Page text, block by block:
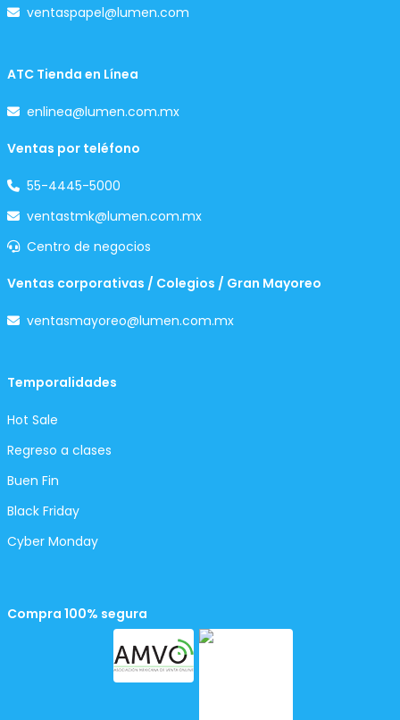
ventaspapel@lumen.com
ATC Tienda en Línea
enlinea@lumen.com.mx
Ventas por teléfono
55-4445-5000
ventastmk@lumen.com.mx
Centro de negocios
Ventas corporativas / Colegios / Gran Mayoreo
ventasmayoreo@lumen.com.mx
Temporalidades
Hot Sale
Regreso a clases
Buen Fin
Black Friday
Cyber Monday
Compra 100% segura